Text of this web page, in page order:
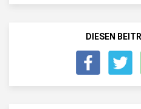
DIESEN